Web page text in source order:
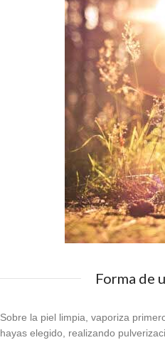
Forma de
Sobre la piel limpia, vaporiza
hayas elegido, realizando